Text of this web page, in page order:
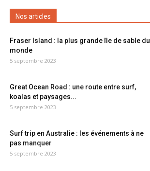
Nos articles
Fraser Island : la plus grande île de sable du
monde
5 septembre 2023
Great Ocean Road : une route entre surf,
koalas et paysages...
5 septembre 2023
Surf trip en Australie : les événements à ne
pas manquer
5 septembre 2023